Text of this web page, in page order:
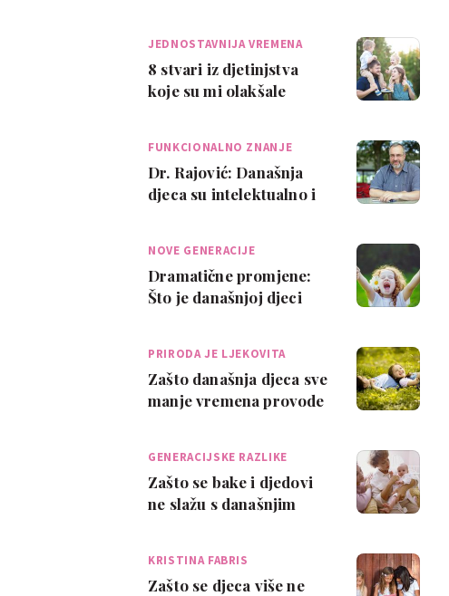
JEDNOSTAVNIJA VREMENA
8 stvari iz djetinjstva
koje su mi olakšale
FUNKCIONALNO ZNANJE
Dr. Rajović: Današnja
djeca su intelektualno i
NOVE GENERACIJE
Dramatične promjene:
Što je današnjoj djeci
PRIRODA JE LJEKOVITA
Zašto današnja djeca sve
manje vremena provode
GENERACIJSKE RAZLIKE
Zašto se bake i djedovi
ne slažu s današnjim
KRISTINA FABRIS
Zašto se djeca više ne